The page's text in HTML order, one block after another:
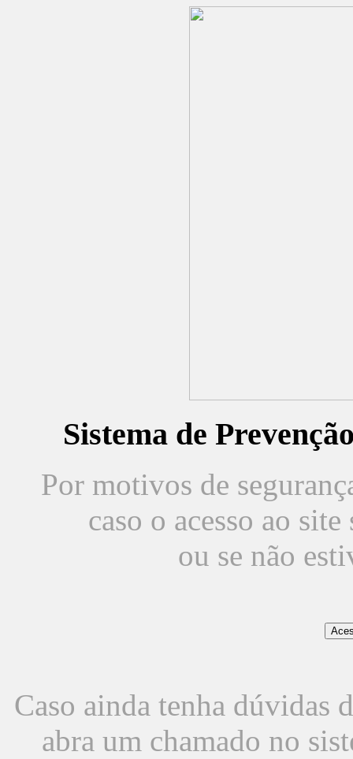
Sistema de
Por motivos de
caso o acesso ao
ou se não
Caso ainda tenha dúvidas
abra um chamado no